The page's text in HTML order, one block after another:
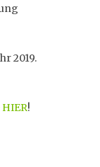
2019.
HIER!